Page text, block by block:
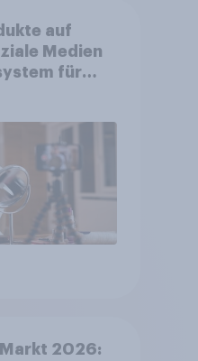
auf
Medien
für
Markt 2026: